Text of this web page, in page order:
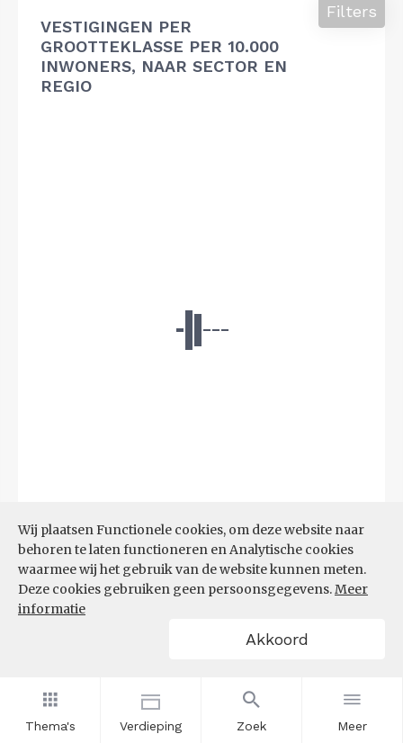
Thema's Verdieping Zoek Meer
Wij plaatsen Functionele cookies, om deze website naar
behoren te laten functioneren en Analytische cookies
waarmee wij het gebruik van de website kunnen meten.
Deze cookies gebruiken geen persoonsgegevens.Meer
informatie
Akkoord
VESTIGINGEN PER
GROOTTEKLASSE PER 10.000
INWONERS, NAAR SECTOR EN
REGIO
Filters
Bron: LISA
VESTIGINGEN PER
GROOTTEKLASSE PER 10.000